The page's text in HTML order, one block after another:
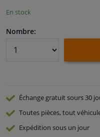
Capteurs & électronique
En stock
Nombre:
Échange gratuitsours 30
Toutes pièces, tout
Expédition sous un jour